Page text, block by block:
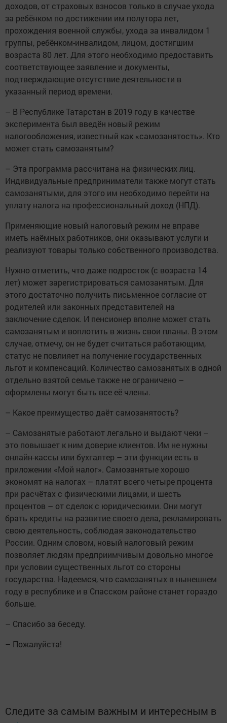
доходов, от страховых взносов только в случае ухода
за ребёнком по достижении им полутора лет,
прохождения военной службы, ухода за инвалидом 1
группы, ребёнком-инвалидом, лицом, достигшим
возраста 80 лет. Для этого необходимо предоставить
соответствующее заявление и документы,
подтверждающие отсутствие деятельности в
указанный период времени.
– В Республике Татарстан в 2019 году в качестве
эксперимента был введён новый режим
налогообложения, известный как «самозанятость». Кто
может стать самозанятым?
– Эта программа рассчитана на физических лиц.
Индивидуальные предприниматели также могут стать
самозанятыми, для этого им необходимо перейти на
уплату налога на профессиональный доход (НПД).
Применяющие новый налоговый режим не вправе
иметь наёмных работников, они оказывают услуги и
реализуют товары только собственного производства.
Нужно отметить, что даже подросток (с возраста 14
лет) может зарегистрироваться самозанятым. Для
этого достаточно получить письменное согласие от
родителей или законных представителей на
заключение сделок. И пенсионер вполне может стать
самозанятым и воплотить в жизнь свои планы. В этом
случае, отмечу, он не будет считаться работающим,
статус не повлияет на получение государственных
льгот и компенсаций. Количество самозанятых в одной
отдельно взятой семье также не ограничено –
оформлены могут быть все её члены.
– Какое преимущество даёт самозанятость?
– Самозанятые работают легально и выдают чеки –
это повышает к ним доверие клиентов. Им не нужны
онлайн-кассы или бухгалтер – эти функции есть в
приложении «Мой налог». Самозанятые хорошо
экономят на налогах – платят всего четыре процента
при расчётах с физическими лицами, и шесть
процентов – от сделок с юридическими. Они могут
брать кредиты на развитие своего дела, рекламировать
свою деятельность, соблюдая законодательство
России. Одним словом, новый налоговый режим
позволяет людям предприимчивым довольно многое
при условии существенных льгот со стороны
государства. Надеемся, что самозанятых в нынешнем
году в республике и в Спасском районе станет гораздо
больше.
– Спасибо за беседу.
– Пожалуйста!
Следите за самым важным и интересным в